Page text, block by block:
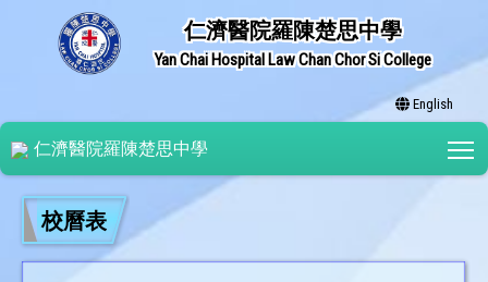
仁濟醫院羅陳楚思中學
Yan Chai Hospital Law Chan Chor Si College
English
仁濟醫院羅陳楚思中學
校曆表